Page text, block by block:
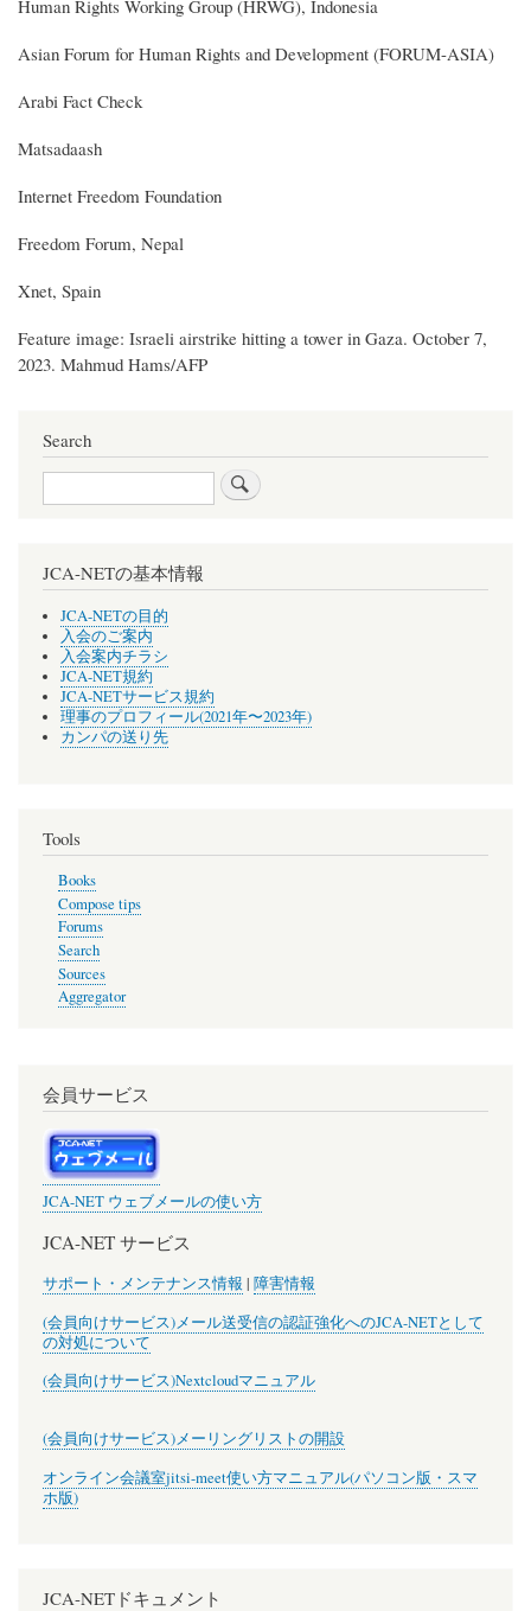
Human Rights Working Group (HRWG), Indonesia
Asian Forum for Human Rights and Development (FORUM-ASIA)
Arabi Fact Check
Matsadaash
Internet Freedom Foundation
Freedom Forum, Nepal
Xnet, Spain
Feature image: Israeli airstrike hitting a tower in Gaza. October 7,
2023. Mahmud Hams/AFP
Search
Search
JCA-NETの基本情報
JCA-NETの目的
入会のご案内
入会案内チラシ
JCA-NET規約
JCA-NETサービス規約
理事のプロフィール(2021年〜2023年)
カンパの送り先
Tools
Books
Compose tips
Forums
Search
Sources
Aggregator
会員サービス
JCA-NET ウェブメールの使い方
JCA-NET サービス
サポート・メンテナンス情報 | 障害情報
(会員向けサービス)メール送受信の認証強化へのJCA-NETとして
の対処について
(会員向けサービス)Nextcloudマニュアル
(会員向けサービス)メーリングリストの開設
オンライン会議室jitsi-meet使い方マニュアル(パソコン版・スマ
ホ版)
JCA-NETドキュメント